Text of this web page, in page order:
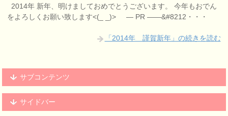
2014年 新年、明けましておめでとうございます。 今年もおでん
をよろしくお願い致します<(_ _)> — PR ——&#8212・・・
「2014年 謹賀新年」の続きを読む
サブコンテンツ
サイドバー